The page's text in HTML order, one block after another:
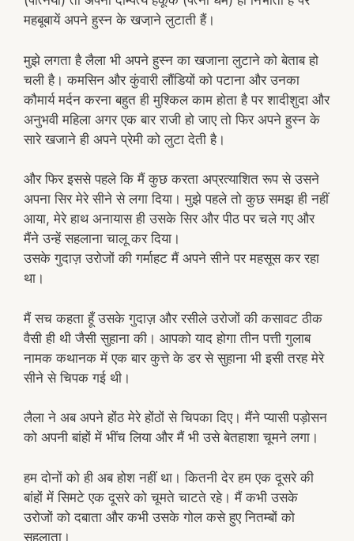
महबूबायें अपने हुस्न के खजा़ने लुटाती हैं।
मुझे लगता है लैला भी अपने हुस्न का खजाना लुटाने को बेताब हो
चली है। कमसिन और कुंवारी लौंडियों को पटाना और उनका
कौमार्य मर्दन करना बहुत ही मुश्किल काम होता है पर शादीशुदा और
अनुभवी महिला अगर एक बार राजी हो जाए तो फिर अपने हुस्न के
सारे खजाने ही अपने प्रेमी को लुटा देती है।
और फिर इससे पहले कि मैं कुछ करता अप्रत्याशित रूप से उसने
अपना सिर मेरे सीने से लगा दिया। मुझे पहले तो कुछ समझ ही नहीं
आया, मेरे हाथ अनायास ही उसके सिर और पीठ पर चले गए और
मैंने उन्हें सहलाना चालू कर दिया।
उसके गुदाज़ उरोजों की गर्माहट मैं अपने सीने पर महसूस कर रहा
था।
मैं सच कहता हूँ उसके गुदाज़ और रसीले उरोजों की कसावट ठीक
वैसी ही थी जैसी सुहाना की। आपको याद होगा तीन पत्ती गुलाब
नामक कथानक में एक बार कुत्ते के डर से सुहाना भी इसी तरह मेरे
सीने से चिपक गई थी।
लैला ने अब अपने होंठ मेरे होंठों से चिपका दिए। मैंने प्यासी पड़ोसन
को अपनी बांहों में भींच लिया और मैं भी उसे बेतहाशा चूमने लगा।
हम दोनों को ही अब होश नहीं था। कितनी देर हम एक दूसरे की
बांहों में सिमटे एक दूसरे को चूमते चाटते रहे। मैं कभी उसके
उरोजों को दबाता और कभी उसके गोल कसे हुए नितम्बों को
सहलाता।